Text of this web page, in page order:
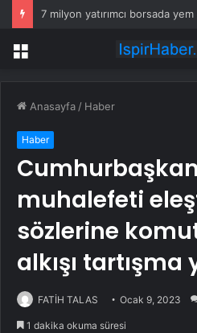
7 milyon yatırımcı borsada
Menü
Anasayfa / Haber
Haber
muhalefeti
sözlerine
alkışı tartışma
FATİH TALAS Ocak 9, 2023
1 dakika okuma süresi